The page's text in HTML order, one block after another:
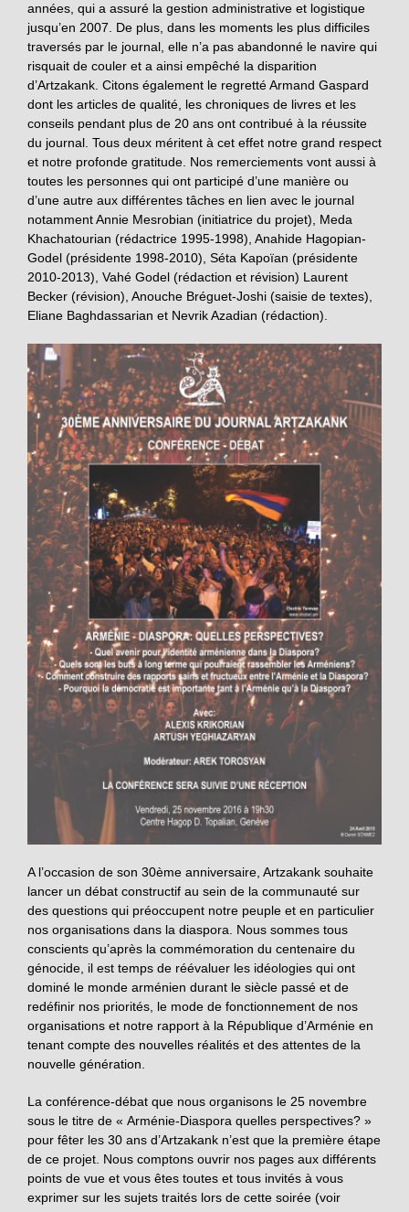
années, qui a assuré la gestion administrative et logistique
jusqu’en 2007. De plus, dans les moments les plus difficiles
traversés par le journal, elle n’a pas abandonné le navire qui
risquait de couler et a ainsi empêché la disparition
d’Artzakank. Citons également le regretté Armand Gaspard
dont les articles de qualité, les chroniques de livres et les
conseils pendant plus de 20 ans ont contribué à la réussite
du journal. Tous deux méritent à cet effet notre grand respect
et notre profonde gratitude. Nos remerciements vont aussi à
toutes les personnes qui ont participé d’une manière ou
d’une autre aux différentes tâches en lien avec le journal
notamment Annie Mesrobian (initiatrice du projet), Meda
Khachatourian (rédactrice 1995-1998), Anahide Hagopian-
Godel (présidente 1998-2010), Séta Kapoïan (présidente
2010-2013), Vahé Godel (rédaction et révision) Laurent
Becker (révision), Anouche Bréguet-Joshi (saisie de textes),
Eliane Baghdassarian et Nevrik Azadian (rédaction).
A l’occasion de son 30ème anniversaire, Artzakank souhaite
lancer un débat constructif au sein de la communauté sur
des questions qui préoccupent notre peuple et en particulier
nos organisations dans la diaspora. Nous sommes tous
conscients qu’après la commémoration du centenaire du
génocide, il est temps de réévaluer les idéologies qui ont
dominé le monde arménien durant le siècle passé et de
redéfinir nos priorités, le mode de fonctionnement de nos
organisations et notre rapport à la République d’Arménie en
tenant compte des nouvelles réalités et des attentes de la
nouvelle génération.
La conférence-débat que nous organisons le 25 novembre
sous le titre de « Arménie-Diaspora quelles perspectives? »
pour fêter les 30 ans d’Artzakank n’est que la première étape
de ce projet. Nous comptons ouvrir nos pages aux différents
points de vue et vous êtes toutes et tous invités à vous
exprimer sur les sujets traités lors de cette soirée (voir